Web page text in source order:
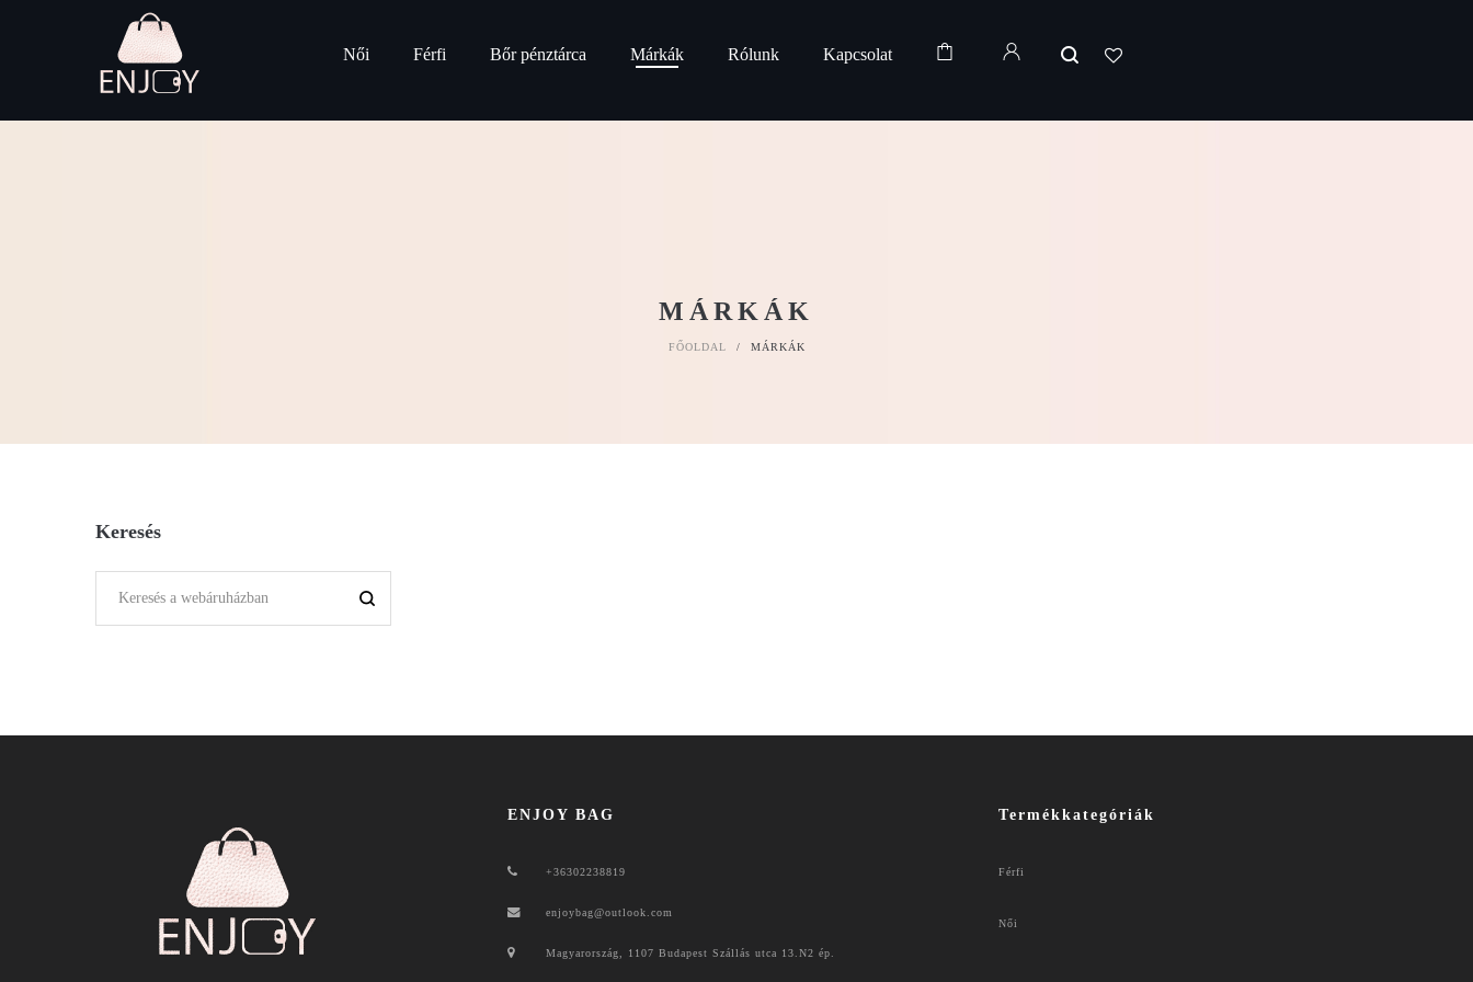
Női Férfi Bőr pénztárca Márkák Rólunk Kapcsolat
MÁRKÁK
FŐOLDAL / MÁRKÁK
Keresés
ENJOY BAG
+36302238819
enjoybag@outlook.com
Magyarország, 1107 Budapest Szállás utca 13.N2 ép.
Termékkategóriák
Férfi
Női